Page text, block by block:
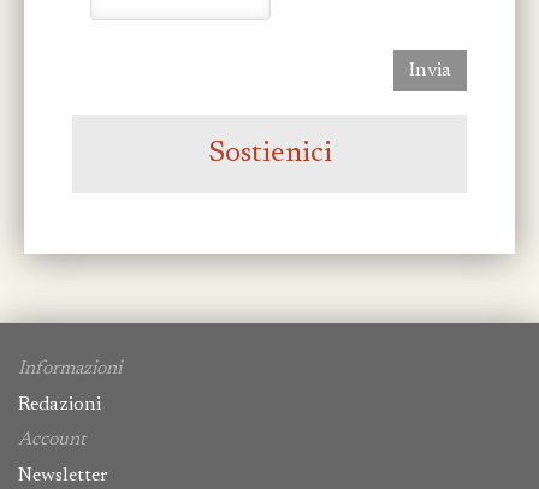
Invia
Sostienici
Informazioni
Redazioni
Account
Newsletter